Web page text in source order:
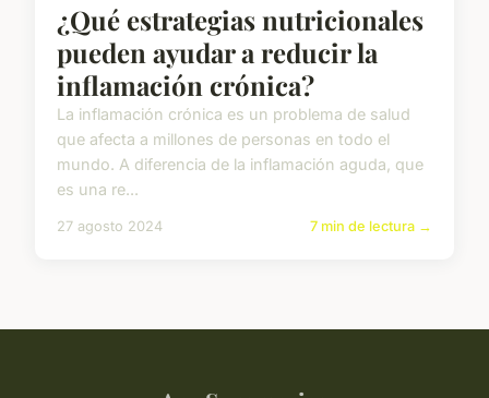
¿Qué estrategias nutricionales
pueden ayudar a reducir la
inflamación crónica?
La inflamación crónica es un problema de salud
que afecta a millones de personas en todo el
mundo. A diferencia de la inflamación aguda, que
es una re...
27 agosto 2024 7 min de lectura →